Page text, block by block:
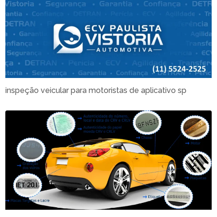
inspeção veicular para motoristas de aplicativo sp